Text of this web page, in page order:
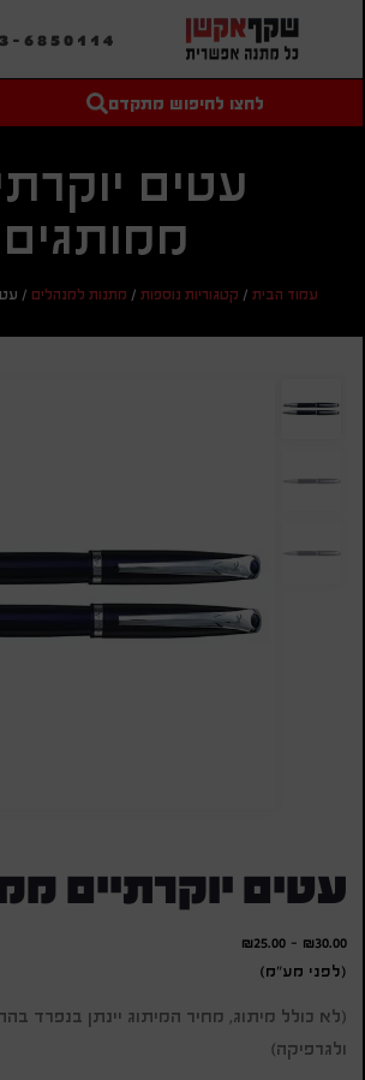
6850114
טקסט חופשי
מחיר מיני'
לחצו לחיפוש מתקדם
עטים
ממותגים
עמוד הבית/ קטגוריות נוספות/ מתנות למנהלים/
עטים יוקרתיים
₪30.00
-
₪25.00
(לפני מע"מ)
(לא כולל מיתוג, מחיר המיתוג יינתן בנפרד
ולגרפיקה)